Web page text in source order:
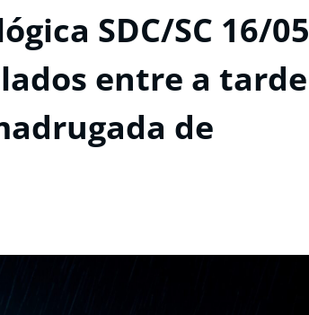
SDC/SC 16/05
entre a tarde
de